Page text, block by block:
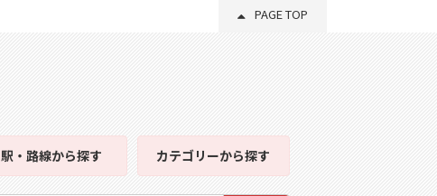
PAGE TOP
駅・路線から探す カテゴリーから探す